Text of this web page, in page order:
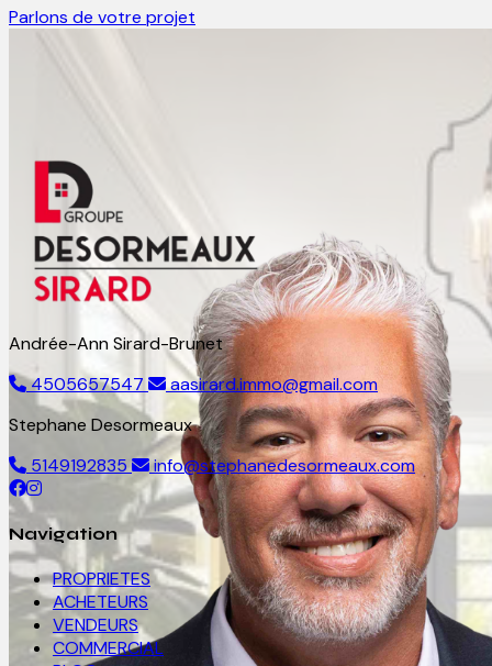
Parlons de votre projet
Andrée-Ann Sirard-Brunet
4505657547
aasirard.immo@gmail.com
Stephane Desormeaux
5149192835
info@stephanedesormeaux.com
Navigation
PROPRIETES
ACHETEURS
VENDEURS
COMMERCIAL